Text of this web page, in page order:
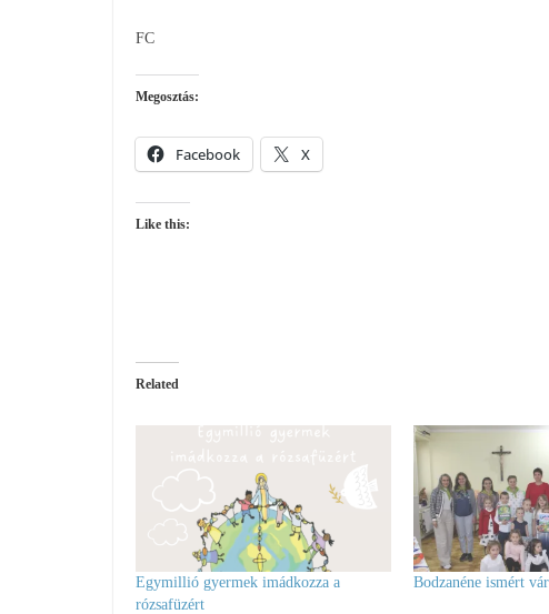
FC
Megosztás:
Facebook X
Like this:
Related
Egymillió gyermek imádkozza a
rózsafüzért
Bodzanéne ismért